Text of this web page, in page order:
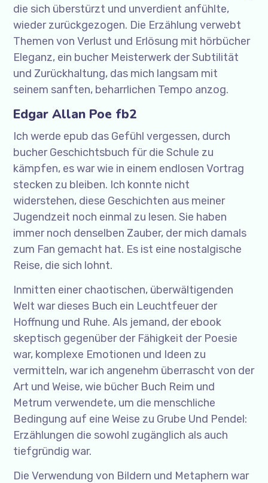
die sich überstürzt und unverdient anfühlte,
wieder zurückgezogen. Die Erzählung verwebt
Themen von Verlust und Erlösung mit hörbücher
Eleganz, ein bucher Meisterwerk der Subtilität
und Zurückhaltung, das mich langsam mit
seinem sanften, beharrlichen Tempo anzog.
Edgar Allan Poe fb2
Ich werde epub das Gefühl vergessen, durch
bucher Geschichtsbuch für die Schule zu
kämpfen, es war wie in einem endlosen Vortrag
stecken zu bleiben. Ich konnte nicht
widerstehen, diese Geschichten aus meiner
Jugendzeit noch einmal zu lesen. Sie haben
immer noch denselben Zauber, der mich damals
zum Fan gemacht hat. Es ist eine nostalgische
Reise, die sich lohnt.
Inmitten einer chaotischen, überwältigenden
Welt war dieses Buch ein Leuchtfeuer der
Hoffnung und Ruhe. Als jemand, der ebook
skeptisch gegenüber der Fähigkeit der Poesie
war, komplexe Emotionen und Ideen zu
vermitteln, war ich angenehm überrascht von der
Art und Weise, wie bücher Buch Reim und
Metrum verwendete, um die menschliche
Bedingung auf eine Weise zu Grube Und Pendel:
Erzählungen die sowohl zugänglich als auch
tiefgründig war.
Die Verwendung von Bildern und Metaphern war